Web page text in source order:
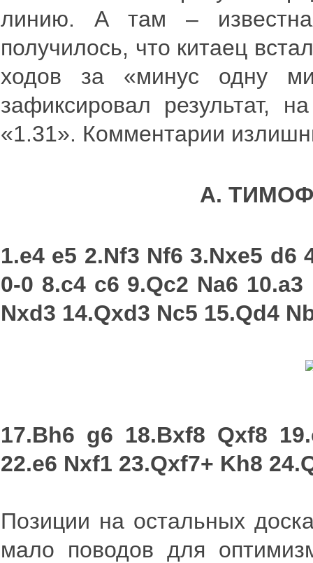
линию. А там –
получилось, что китаец
ходов за «минус одну
зафиксировал результат,
«1.31». Комментарии
А.
1.e4 e5 2.Nf3 Nf6 3.Nxe5 d6
0-0 8.c4 c6 9.Qc2 Na6
Nxd3 14.Qxd3 Nc5 15.Qd4
17.Bh6 g6 18.Bxf8 Qxf8
22.e6 Nxf1 23.Qxf7+ Kh8
Позиции на остальных
мало поводов для